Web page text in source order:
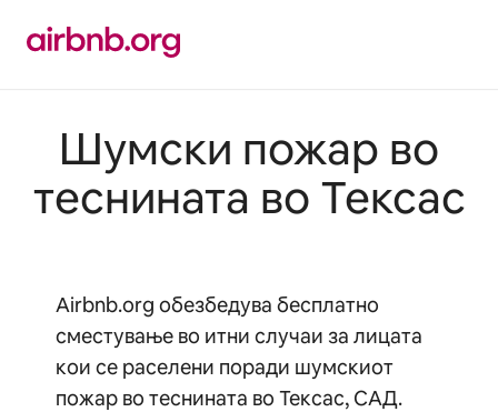
содржина
Шумски пожар во
теснината во Тексас
Airbnb.org обезбедува бесплатно
сместување во итни случаи за лицата
кои се раселени поради шумскиот
пожар во теснината во Тексас, САД.